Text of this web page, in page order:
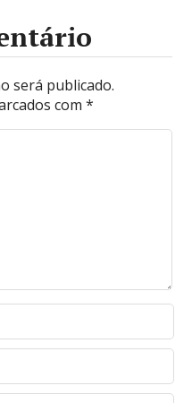
será publicado.
com*